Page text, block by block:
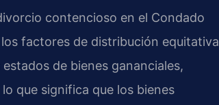
contencioso en el Condado
factores de distribución equitativa
de bienes gananciales,
que significa que los bienes